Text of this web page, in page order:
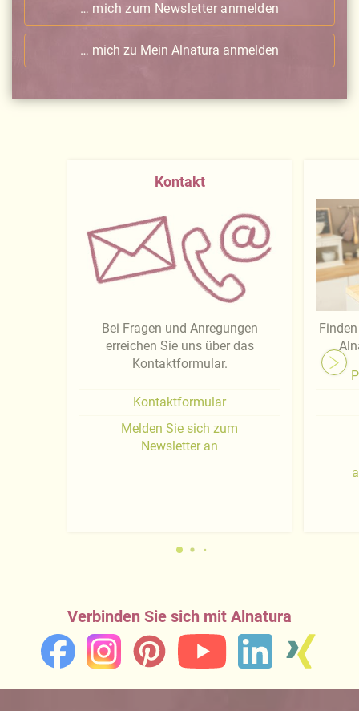
… mich zum Newsletter anmelden
… mich zu Mein Alnatura anmelden
Kontakt
Bei Fragen und Anregungen
erreichen Sie uns über das
Kontaktformular.
Kontaktformular
Melden Sie sich zum
Newsletter an
Verbinden Sie sich mit Alnatura